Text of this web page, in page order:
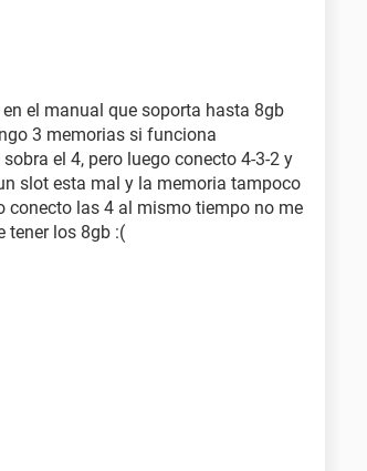
el manual que soporta hasta 8gb
3 memorias si funciona
el 4, pero luego conecto 4-3-2 y
slot esta mal y la memoria tampoco
conecto las 4 al mismo tiempo no me
tener los 8gb :(